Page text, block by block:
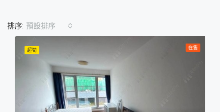
排序: 預設排序
超筍 在售